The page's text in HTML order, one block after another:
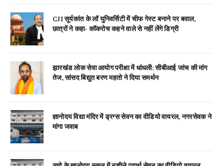
CJI सूर्यकांत के लॉ युनिवर्सिटी में चीफ गेस्ट बनाने पर बवाल,
छात्रों ने कहा- कॉकरोच कहने वाले से नहीं लेंगे डिग्री
झारखंड लोक सेवा आयोग परीक्षा में धांधली: सीबीआई जांच की मांग
तेज, सांसद बिद्युत बरण महतो ने दिया समर्थन
ज्ञानोदय विद्या मंदिर में ड्रग्स सेवन का वीडियो वायरल, नगरसेवक ने
मांगा जवाब